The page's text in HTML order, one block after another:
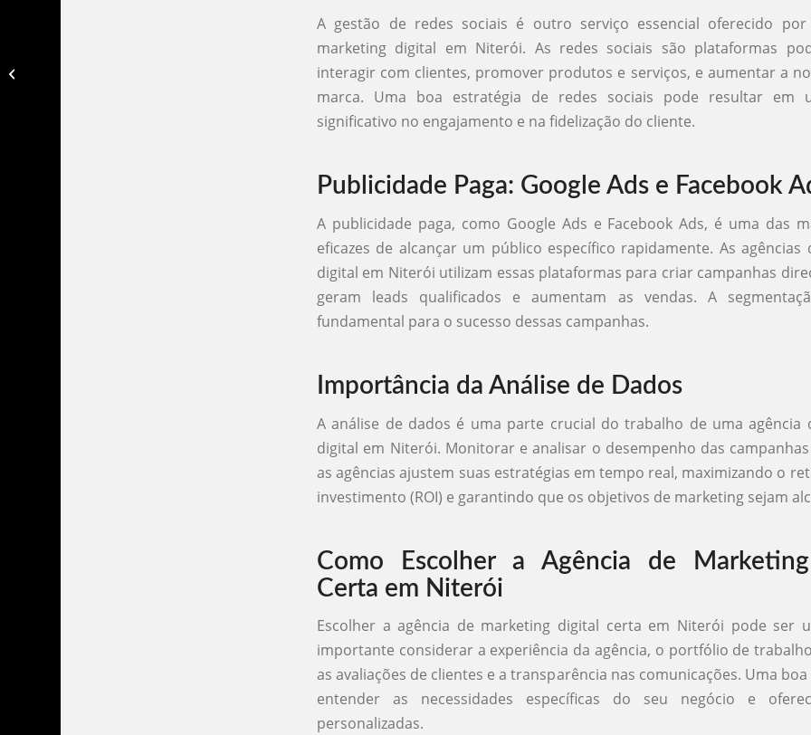
A gestão de redes sociais é outro serviço essencial oferecido por
marketing digital em Niterói. As redes sociais são plataformas
interagir com clientes, promover produtos e serviços, e aumentar a
marca. Uma boa estratégia de redes sociais pode resultar em
significativo no engajamento e na fidelização do cliente.
Publicidade Paga: Google Ads e Facebook
A publicidade paga, como Google Ads e Facebook Ads, é uma das
eficazes de alcançar um público específico rapidamente. As agências
digital em Niterói utilizam essas plataformas para criar campanhas
geram leads qualificados e aumentam as vendas. A
fundamental para o sucesso dessas campanhas.
Importância da Análise de Dados
A análise de dados é uma parte crucial do trabalho de uma agência
digital em Niterói. Monitorar e analisar o desempenho das
as agências ajustem suas estratégias em tempo real, maximizando o
investimento (ROI) e garantindo que os objetivos de marketing sejam
Como Escolher a Agência de
Certa em Niterói
Escolher a agência de marketing digital certa em Niterói pode ser
importante considerar a experiência da agência, o portfólio de
as avaliações de clientes e a transparência nas comunicações. Uma boa
entender as necessidades específicas do seu negócio e
personalizadas.